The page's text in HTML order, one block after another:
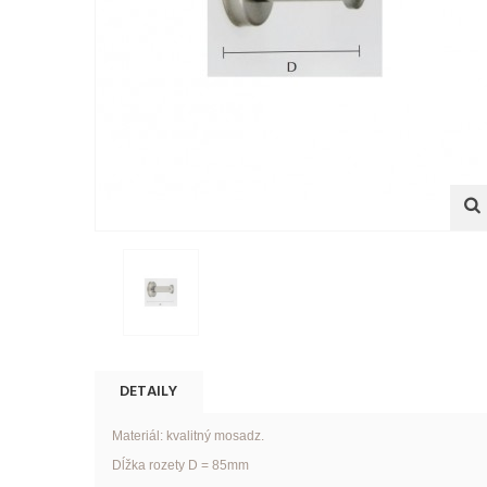
DETAILY
Materiál: kvalitný mosadz.
Dĺžkarozety D = 85mm